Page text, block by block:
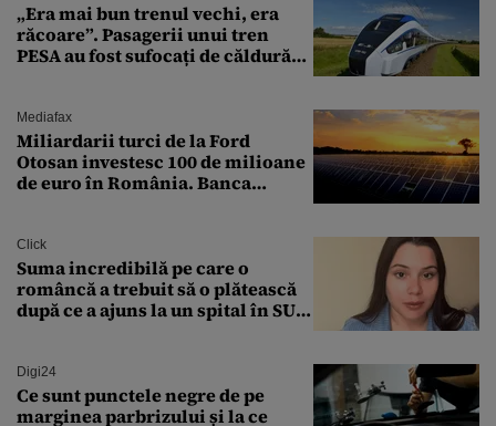
„Era mai bun trenul vechi, era
răcoare”. Pasagerii unui tren
PESA au fost sufocați de căldură
Mediafax
Miliardarii turci de la Ford
Otosan investesc 100 de milioane
de euro în România. Banca
Click
Suma incredibilă pe care o
româncă a trebuit să o plătească
după ce a ajuns la un spital în SUA:
Digi24
Ce sunt punctele negre de pe
marginea parbrizului și la ce